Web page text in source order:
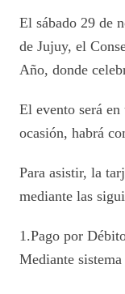
El sábado 29 de
de Jujuy, el
Año, donde
El evento será
ocasión, habrá
Para asistir, la
mediante las
1.Pago por
Mediante